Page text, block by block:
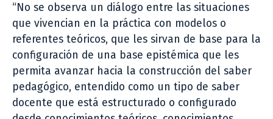
“No se observa un diálogo entre las situaciones
que vivencian en la práctica con modelos o
referentes teóricos, que les sirvan de base para la
configuración de una base epistémica que les
permita avanzar hacia la construcción del saber
pedagógico, entendido como un tipo de saber
docente que está estructurado o configurado